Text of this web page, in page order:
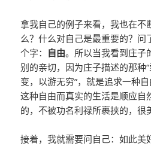
拿我自己的例子来看，我也在不
么？什么对自己是最重要的？问
个字： 自由。所以当我看到庄子
别的亲切，因为庄子描述的那种
变，以游无穷”，就是追求一种
这种自由而真实的生活是顺应自
的，不被功名利禄所裹挟的，很
接着，我就需要问自己：如此美